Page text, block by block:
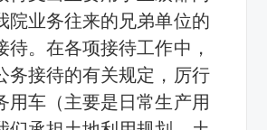
院业务往来的兄弟单位的
待。在各项接待工作中，
务接待的有关规定，厉行
用车（主要是日常生产用